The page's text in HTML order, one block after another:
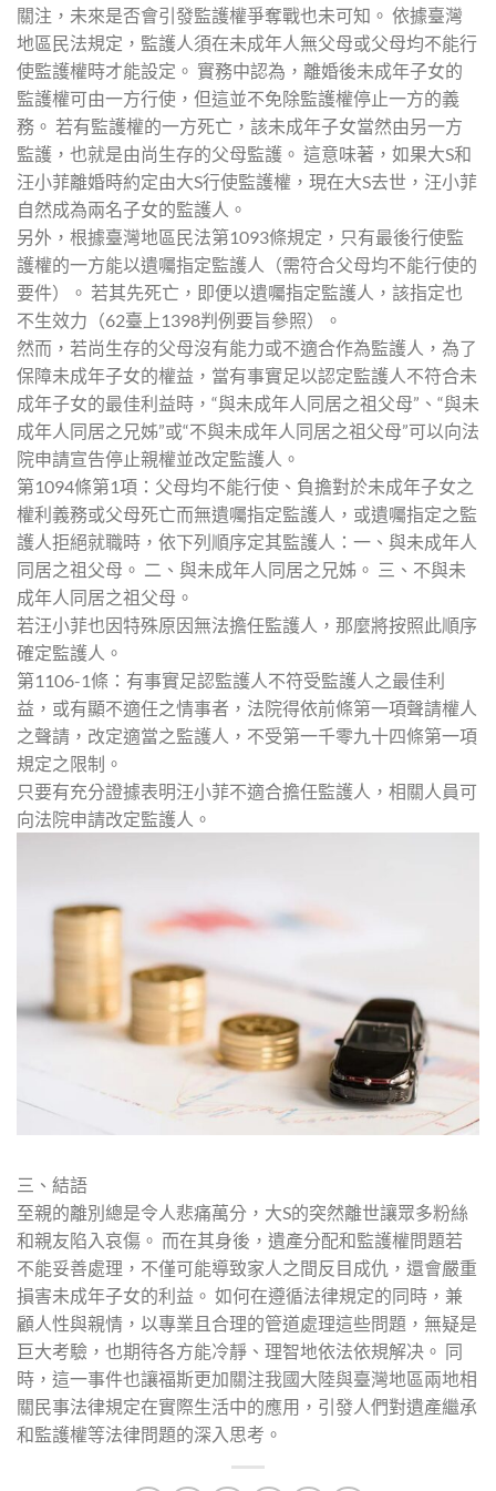
關注，未來是否會引發監護權爭奪戰也未可知。 依據臺灣
地區民法規定，監護人須在未成年人無父母或父母均不能行
使監護權時才能設定。 實務中認為，離婚後未成年子女的
監護權可由一方行使，但這並不免除監護權停止一方的義
務。 若有監護權的一方死亡，該未成年子女當然由另一方
監護，也就是由尚生存的父母監護。 這意味著，如果大S和
汪小菲離婚時約定由大S行使監護權，現在大S去世，汪小菲
自然成為兩名子女的監護人。
另外，根據臺灣地區民法第1093條規定，只有最後行使監
護權的一方能以遺囑指定監護人（需符合父母均不能行使的
要件）。 若其先死亡，即便以遺囑指定監護人，該指定也
不生效力（62臺上1398判例要旨參照）。
然而，若尚生存的父母沒有能力或不適合作為監護人，為了
保障未成年子女的權益，當有事實足以認定監護人不符合未
成年子女的最佳利益時，“與未成年人同居之祖父母”、“與未
成年人同居之兄姊”或“不與未成年人同居之祖父母”可以向法
院申請宣告停止親權並改定監護人。
第1094條第1項：父母均不能行使、負擔對於未成年子女之
權利義務或父母死亡而無遺囑指定監護人，或遺囑指定之監
護人拒絕就職時，依下列順序定其監護人：一、與未成年人
同居之祖父母。 二、與未成年人同居之兄姊。 三、不與未
成年人同居之祖父母。
若汪小菲也因特殊原因無法擔任監護人，那麼將按照此順序
確定監護人。
第1106-1條：有事實足認監護人不符受監護人之最佳利
益，或有顯不適任之情事者，法院得依前條第一項聲請權人
之聲請，改定適當之監護人，不受第一千零九十四條第一項
規定之限制。
只要有充分證據表明汪小菲不適合擔任監護人，相關人員可
向法院申請改定監護人。
三、結語
至親的離別總是令人悲痛萬分，大S的突然離世讓眾多粉絲
和親友陷入哀傷。 而在其身後，遺產分配和監護權問題若
不能妥善處理，不僅可能導致家人之間反目成仇，還會嚴重
損害未成年子女的利益。 如何在遵循法律規定的同時，兼
顧人性與親情，以專業且合理的管道處理這些問題，無疑是
巨大考驗，也期待各方能冷靜、理智地依法依規解决。 同
時，這一事件也讓福斯更加關注我國大陸與臺灣地區兩地相
關民事法律規定在實際生活中的應用，引發人們對遺產繼承
和監護權等法律問題的深入思考。